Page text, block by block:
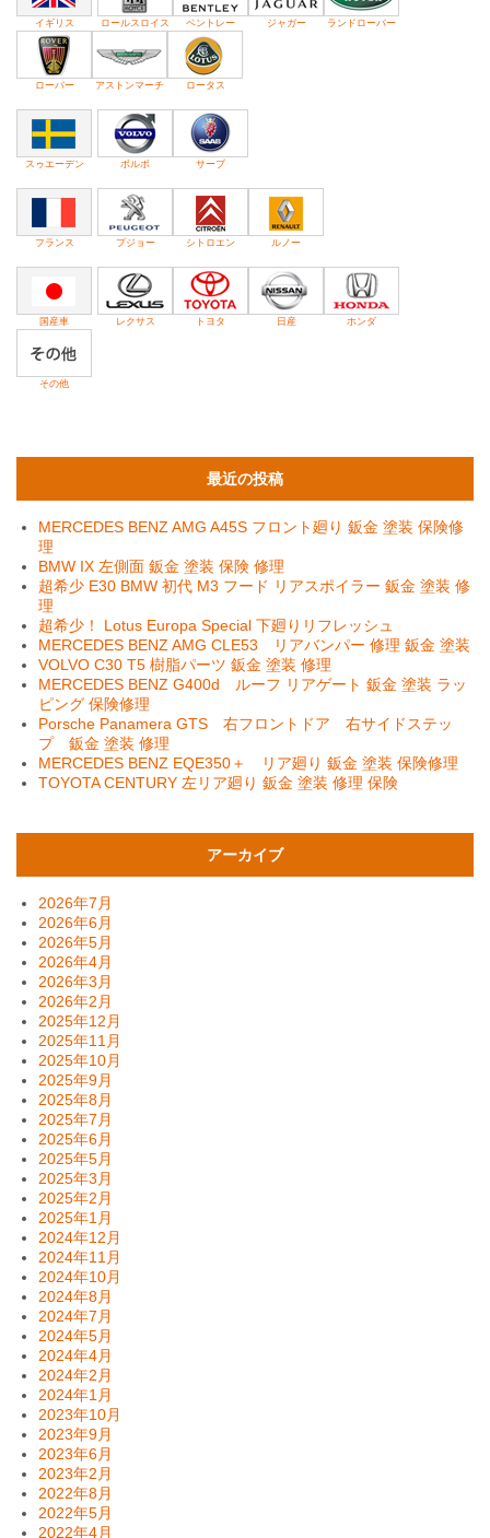
イギリス ロールスロイス ベントレー ジャガー ランドローバー
ローバー アストンマーチ ロータス
スゥエーデン ボルボ サーブ
フランス プジョー シトロエン ルノー
国産車 レクサス トヨタ 日産 ホンダ
その他
最近の投稿
MERCEDES BENZ AMG A45S フロント廻り 鈑金 塗装 保険修
理
BMW IX 左側面 鈑金 塗装 保険 修理
超希少 E30 BMW 初代 M3 フード リアスポイラー 鈑金 塗装 修
理
超希少！ Lotus Europa Special 下廻りリフレッシュ
MERCEDES BENZ AMG CLE53 リアバンパー 修理 鈑金 塗装
VOLVO C30 T5 樹脂パーツ 鈑金 塗装 修理
MERCEDES BENZ G400d ルーフ リアゲート 鈑金 塗装 ラッ
ピング 保険修理
Porsche Panamera GTS 右フロントドア 右サイドステッ
プ 鈑金 塗装 修理
MERCEDES BENZ EQE350＋ リア廻り 鈑金 塗装 保険修理
TOYOTA CENTURY 左リア廻り 鈑金 塗装 修理 保険
アーカイブ
2026年7月
2026年6月
2026年5月
2026年4月
2026年3月
2026年2月
2025年12月
2025年11月
2025年10月
2025年9月
2025年8月
2025年7月
2025年6月
2025年5月
2025年3月
2025年2月
2025年1月
2024年12月
2024年11月
2024年10月
2024年8月
2024年7月
2024年5月
2024年4月
2024年2月
2024年1月
2023年10月
2023年9月
2023年6月
2023年2月
2022年8月
2022年5月
2022年4月